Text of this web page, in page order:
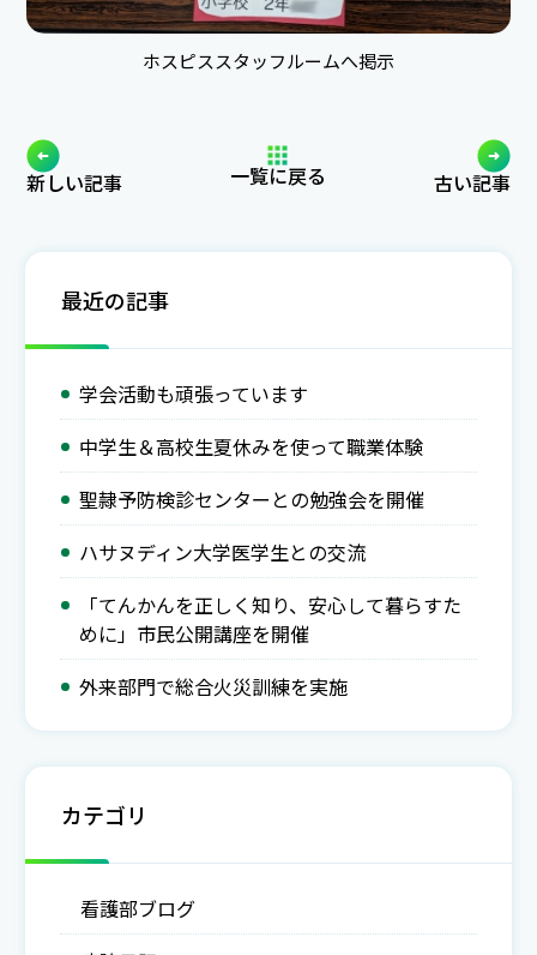
ホスピススタッフルームへ掲示
新しい記事 一覧に戻る 古い記事
最近の記事
学会活動も頑張っています
中学生＆高校生夏休みを使って職業体験
聖隷予防検診センターとの勉強会を開催
ハサヌディン大学医学生との交流
「てんかんを正しく知り、安心して暮らすた
めに」市民公開講座を開催
外来部門で総合火災訓練を実施
カテゴリ
看護部ブログ